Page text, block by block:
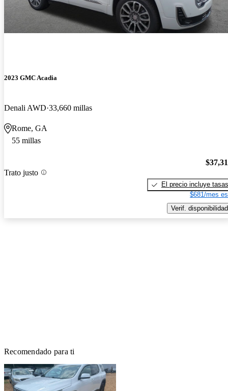
2023 GMC Acadia
Denali AWD 33,660 millas
Rome, GA
55 millas
Trato justo
El precio incluye tasas
$681/mes
Verif. disponibilidad
Recomendado para ti